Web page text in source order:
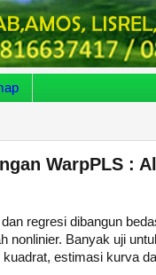
WarpPLS :
regresi dibangun
nonlinier. Banyak uji
estimasi kurva